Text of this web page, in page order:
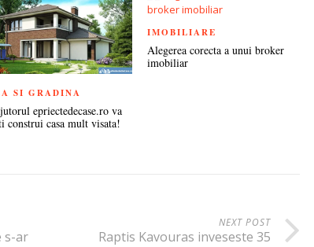
SI GRADINA
epriectedecase.ro va
construi casa mult visata!
IMOBILIARE
Alegerea corecta a unui broker
imobiliar
s-ar
NEXT POST
Raptis Kavouras inveseste 35